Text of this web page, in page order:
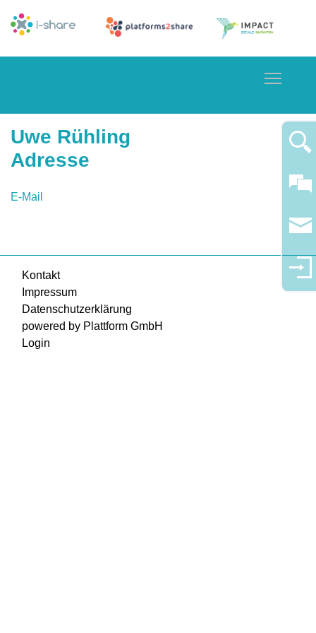
Uwe Rühling
Adresse
E-Mail
Kontakt
Impressum
Datenschutzerklärung
powered by Plattform GmbH
Login